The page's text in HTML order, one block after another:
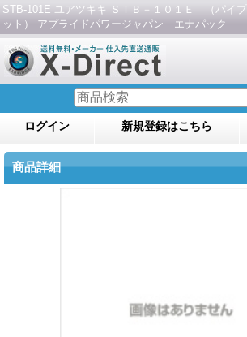
STB-101E ユアツキキ ＳＴＢ－１０１Ｅ （パイ
ット） アプライドパワージャパン エナパック
ログイン 新規登録はこちら
商品詳細